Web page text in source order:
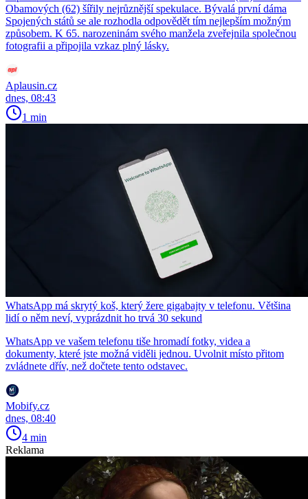
Obamových (62) šířily nejrůznější spekulace. Bývalá první dáma
Spojených států se ale rozhodla odpovědět tím nejlepším možným
způsobem. K 65. narozeninám svého manžela zveřejnila společnou
fotografii a připojila vzkaz plný lásky.
Aplausin.cz
dnes, 08:43
1 min
WhatsApp má skrytý koš, který žere gigabajty v telefonu. Většina
lidí o něm neví, vyprázdnit ho trvá 30 sekund
WhatsApp ve vašem telefonu tiše hromadí fotky, videa a
dokumenty, které jste možná viděli jednou. Uvolnit místo přitom
zvládnete dřív, než dočtete tento odstavec.
Mobify.cz
dnes, 08:40
4 min
Reklama